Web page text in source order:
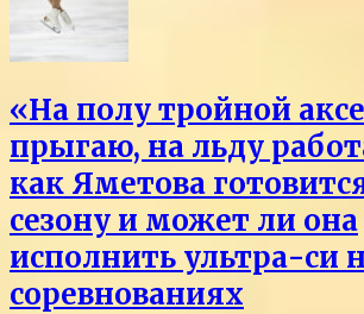
«На полу тройной
прыгаю, на льду
как Яметова
сезону и может ли она
исполнить ультра-си
соревнованиях